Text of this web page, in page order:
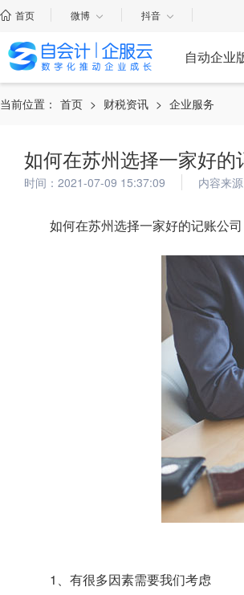
首页 微博 抖音
自动企业
当前位置： 首页 > 财税资讯 > 企业服务
如何在苏州选择一家好的
时间：2021-07-09 15:37:09 内容来
如何在苏州选择一家好的记账公司
1、有很多因素需要我们考虑